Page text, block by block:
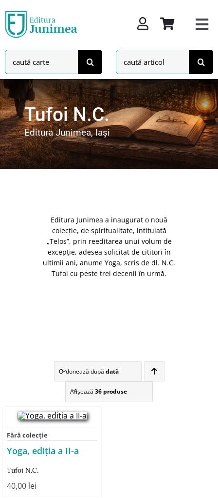
to
content
Search
for:
Search
for:
Tufoi N.C.
Editura Junimea, Iași
Editura Junimea a inaugurat o nouă
colecţie, de spiritualitate, intitulată
„Telos”, prin reeditarea unui volum de
excepţie, adesea solicitat de cititori în
ultimii ani, anume Yoga, scris de dl. N.C.
Tufoi cu peste trei decenii în urmă.
Ordonează după dată
Afişează 36 produse
Fără colecție
Yoga, ediția a II-a
Tufoi N.C.
40,00 lei